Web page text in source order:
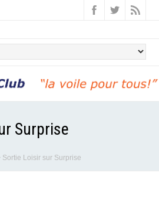
Surprise
Sortie Loisir sur Surprise